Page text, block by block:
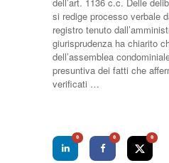
si redige processo verbale
registro tenuto
giurisprudenza ha chiarito
dell’assemblea
presuntiva dei fatti che
verificati …
0 0 0